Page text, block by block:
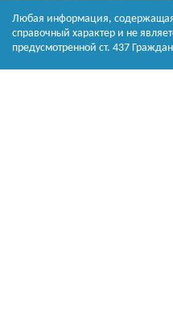
угловые
спальню
Любая информация,
справочный характер и не
предусмотренной ст. 437